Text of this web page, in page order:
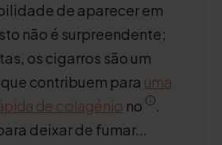
de aparecer em
não é surpreendente;
os cigarros são um
contribuem para uma
de colagénio no
.
deixar de fumar...